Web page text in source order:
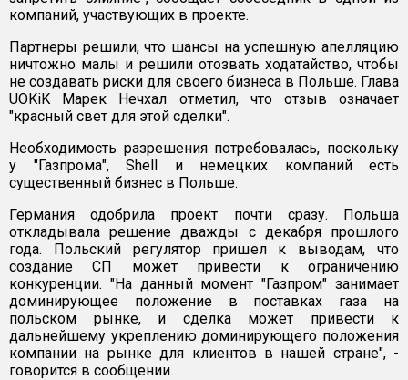
компаний, участвующих в проекте.
Партнеры решили, что шансы на успешную апелляцию
ничтожно малы и решили отозвать ходатайство, чтобы
не создавать риски для своего бизнеса в Польше. Глава
UOKiK Марек Нечхал отметил, что отзыв означает
"красный свет для этой сделки".
Необходимость разрешения потребовалась, поскольку
у "Газпрома", Shell и немецких компаний есть
существенный бизнес в Польше.
Германия одобрила проект почти сразу. Польша
откладывала решение дважды с декабря прошлого
года. Польский регулятор пришел к выводам, что
создание СП может привести к ограничению
конкуренции. "На данный момент "Газпром" занимает
доминирующее положение в поставках газа на
польском рынке, и сделка может привести к
дальнейшему укреплению доминирующего положения
компании на рынке для клиентов в нашей стране", -
говорится в сообщении.